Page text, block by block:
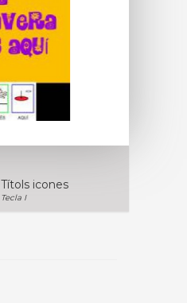
Títols icones
Tecla I